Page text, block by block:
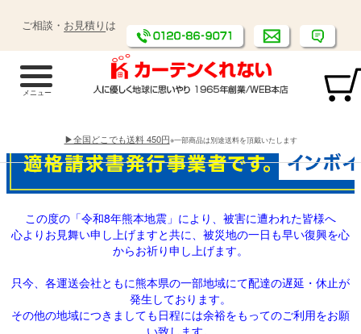
ご相談・ お見積り は
▶全国どこでも送料 450円※一部商品は別途送料を頂戴いたします
この度の「令和8年熊本地震」により、被害に遭われた皆様へ
心よりお見舞い申し上げますと共に、被災地の一日も早い復興を心
からお祈り申し上げます。
只今、各運送会社ともに熊本県の一部地域にて配達の遅延・休止が
発生しております。
その他の地域につきましても日程には余裕をもってのご利用をお願